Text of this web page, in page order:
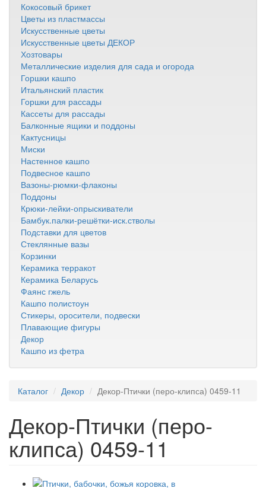
Кокосовый брикет
Цветы из пластмассы
Искусственные цветы
Искусственные цветы ДЕКОР
Хозтовары
Металлические изделия для сада и огорода
Горшки кашпо
Итальянский пластик
Горшки для рассады
Кассеты для рассады
Балконные ящики и поддоны
Кактусницы
Миски
Настенное кашпо
Подвесное кашпо
Вазоны-рюмки-флаконы
Поддоны
Крюки-лейки-опрыскиватели
Бамбук.палки-решётки-иск.стволы
Подставки для цветов
Стеклянные вазы
Корзинки
Керамика терракот
Керамика Беларусь
Фаянс гжель
Кашпо полистоун
Стикеры, оросители, подвески
Плавающие фигуры
Декор
Кашпо из фетра
Каталог Декор Декор-Птички (перо-клипса) 0459-11
Декор-Птички (перо-
клипса) 0459-11